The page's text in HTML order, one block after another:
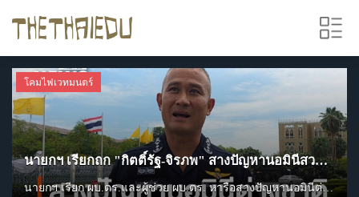
โคมไฟเวทมนตร์
สหรัฐฯ ฟ้อง "อดีต ผอ.เอฟบีไอ" รอบ 2 ปมคุกคาม "ทรัมป์"
กระทรวงยุติธรรมสหรัฐฯ ยื่นฟ้องดำเนินคดี "อดีตผู้อำนวยการเอฟบีไอ" เป็นครั้งที่ 2 ในข้อหาคุกคาม "โดนัลด์ ทรัมป์" จากกรณีการโพสต์ภาพเปลือกหอยที่เรียงเป็นเลข "86 47"
โคมไฟเวทมนตร์
สกัดจับรถบรรทุกยางมะตอยดัดแปลงซุก "ไอซ์-คีตามีน" รวมกว่า 1.7 ตัน
ตำรวจรวบผู้ต้องหา 3 คนลักลอบขนไอซ์ 1,680 กก.และคีตามีน 50 กก. จากภาคเหนือ เตรียมกระจายต่อพื้นที่ชั้นใน พบใช้รถบรรทุกยางมะตอยดัดแปลงซุกซ่อนยาเสพติด
โคมไฟเวทมนตร์
WHO คาดรอ 9 เดือนวัคซีน "อีโบลา" พร้อมใช้ ผู้ป่วยสงสัยติดเชื้อพุ่ง 600 คน
องค์การอนามัยโลกเผยการพัฒนาวัคซีนสำหรับไวรัส "อีโบลา" สายพันธุ์บุนดีบูโจ อาจใช้เวลาถึง 9 เดือนกว่าจะพร้อมใช้งาน ขณะที่ตัวเลขผู้ป่วยต้องสงสัยติดเชื้อเพิ่มเป็น 600 คนและมีผู้เสียชีวิตเกือบ 140 คน
โคมไฟเวทมนตร์
ไม่ใช่แค่เรื่องระบบ! อดีต ผู้ว่าฯ รฟท. ยันอุบัติเหตุทางรางเกิดจาก "คนฝ่าฝืนกฎ"
อดีตผู้ว่าการ รฟท. ชี้อุบัติเหตุรถไฟชนรถเมล์ สะท้อนทั้งปัญหาวินัยจราจร ความผิดพลาดของคน และระบบความปลอดภัยที่ยังล้าหลัง เสนอให้ไทยเร่งใช้ AI กล้องอัจฉริยะ และระบบอัตโนมัติเหมือนต่างประเทศ ก่อนเกิดโศกนาฏกรรมซ้ำอีก
โคมไฟเวทมนตร์
นายกฯ เรียกถก "กิตติ์รัฐ-จิรภพ" สางปัญหานอมินีสวมสิทธิ์ที่ดิน
นายกฯ เรียก ผบ.ตร.และผู้ช่วย ผบ.ตร. หารือสางปัญหานอมินีต่างชาติสวมสิทธิ์ที่ดินขยายอิทธิพล ย้ำต้องจัดการให้สิ้นซาก
โคมไฟเวทมนตร์
"หลวงปู่บุญมา" วัดป่าสีห์พนมฯ ละสังขาร สิริอายุรวม 98 ปี 72 พรรษา
"หลวงปู่บุญมา คัมภีรธัมโม" วัดป่าสีห์พนมประชาราม อ.สว่างแดนดิน จ.สกลนคร ละสังขาร สิริอายุรวม 98 ปี 72 พร
โคมไฟเวทมนตร์
สหรัฐฯ ฟ้อง "อดีต ผอ.เอฟบีไอ" รอบ 2 ปมคุกคาม "ทรัมป์"
กระทรวงยุติธรรมสหรัฐฯ ยื่นฟ้องดำเนินคดี "อดีตผู้อำนวยการเอฟบีไอ" เป็นครั้งที่ 2 ในข้อหาคุกคาม "โดนัลด์ ทรัมป์" จากกรณีการโพสต์ภาพเปลือกหอยที่เรียงเป็นเลข "86 47"
โคมไฟเวทมนตร์
สกัดจับรถบรรทุกยางมะตอยดัดแปลงซุก "ไอซ์-คีตามีน" รวมกว่า 1.7 ตัน
ตำรวจรวบผู้ต้องหา 3 คนลักลอบขนไอซ์ 1,680 กก.และคีตามีน 50 กก. จากภาคเหนือ เตรียมกระจายต่อพื้นที่ชั้นใน พบใช้รถบรรทุกยางมะตอยดัดแปลงซุกซ่อนยาเสพติด